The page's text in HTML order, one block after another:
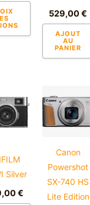
choisies
sur
la
529,00€
AJOUT
AU
PANIER
Silver
€
Canon
Powershot
SX-740 HS
Lite Edition